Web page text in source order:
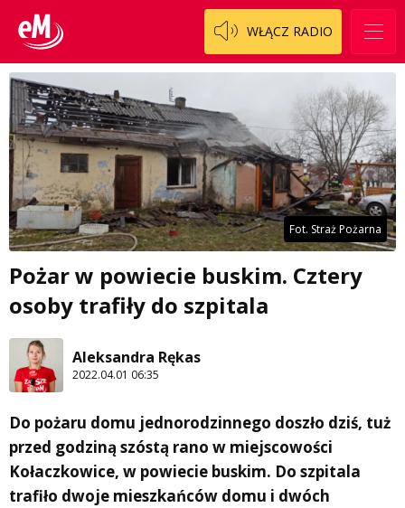
WŁĄCZ RADIO
Fot. Straż Pożarna
Pożar w powiecie buskim. Cztery
osoby trafiły do szpitala
Aleksandra Rękas
2022.04.01 06:35
Do pożaru domu jednorodzinnego doszło dziś, tuż
przed godziną szóstą rano w miejscowości
Kołaczkowice, w powiecie buskim. Do szpitala
trafiło dwoje mieszkańców domu i dwóch